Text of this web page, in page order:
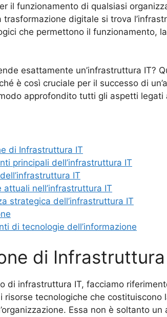
il funzionamento di qualsiasi
digitale si trova
che permettono il funzionamento,
esattamente un’infrastruttura IT?
è così cruciale per il successo di
approfondito tutti gli aspetti legati
di Infrastruttura IT
principali dell’infrastruttura IT
IT
attuali nell’infrastruttura IT
strategica dell’infrastruttura IT
di tecnologie dell’informazione
di
di infrastruttura IT, facciamo
risorse tecnologiche che costituiscono
Essa non è soltanto